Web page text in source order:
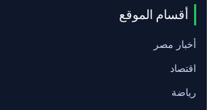
أقسام الموقع
أخبار مصر
اقتصاد
رياضة